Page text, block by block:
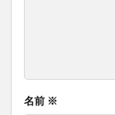
名前 ※